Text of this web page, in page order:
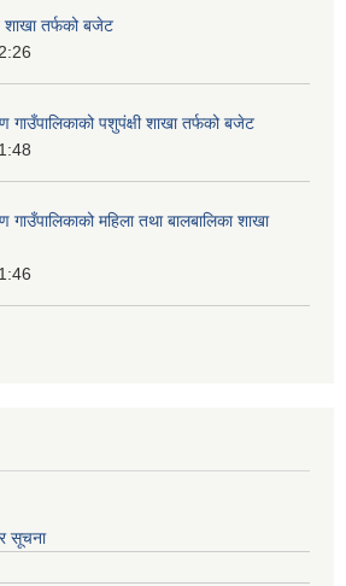
तर्फको बजेट
पशुपंक्षी शाखा तर्फको बजेट
महिला तथा बालबालिका शाखा
सूचना